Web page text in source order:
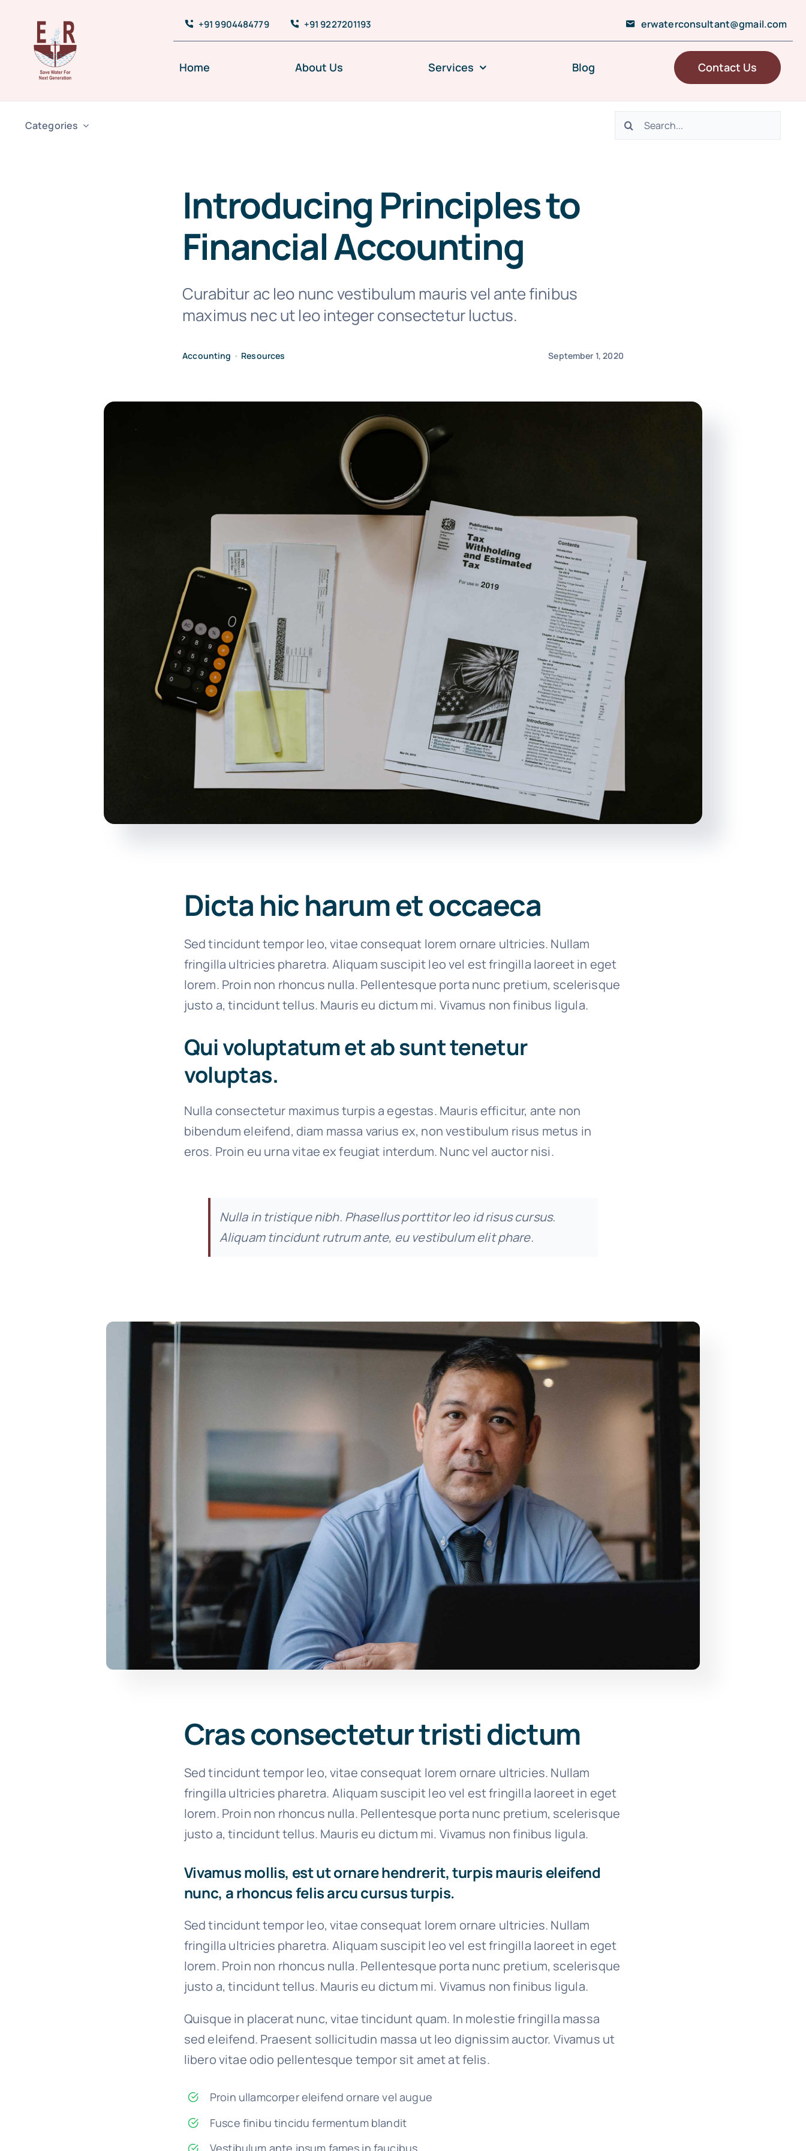
content
+91 9904484779 +91 9227201193 erwaterconsultant@gmail.com
Home About Us Services Blog Contact Us
Categories
Search
Introducing Principles to
Financial Accounting
Curabitur ac leo nunc vestibulum mauris vel ante finibus
maximus nec ut leo integer consectetur luctus.
Accounting • Resources September 1, 2020
Dicta hic harum et occaeca
Sed tincidunt tempor leo, vitae consequat lorem ornare ultricies. Nullam
fringilla ultricies pharetra. Aliquam suscipit leo vel est fringilla laoreet in eget
lorem. Proin non rhoncus nulla. Pellentesque porta nunc pretium, scelerisque
justo a, tincidunt tellus. Mauris eu dictum mi. Vivamus non finibus ligula.
Qui voluptatum et ab sunt tenetur
voluptas.
Nulla consectetur maximus turpis a egestas. Mauris efficitur, ante non
bibendum eleifend, diam massa varius ex, non vestibulum risus metus in
eros. Proin eu urna vitae ex feugiat interdum. Nunc vel auctor nisi.
Nulla in tristique nibh. Phasellus porttitor leo id risus cursus.
Aliquam tincidunt rutrum ante, eu vestibulum elit phare.
Cras consectetur tristi dictum
Sed tincidunt tempor leo, vitae consequat lorem ornare ultricies. Nullam
fringilla ultricies pharetra. Aliquam suscipit leo vel est fringilla laoreet in eget
lorem. Proin non rhoncus nulla. Pellentesque porta nunc pretium, scelerisque
justo a, tincidunt tellus. Mauris eu dictum mi. Vivamus non finibus ligula.
Vivamus mollis, est ut ornare hendrerit, turpis mauris eleifend
nunc, a rhoncus felis arcu cursus turpis.
Sed tincidunt tempor leo, vitae consequat lorem ornare ultricies. Nullam
fringilla ultricies pharetra. Aliquam suscipit leo vel est fringilla laoreet in eget
lorem. Proin non rhoncus nulla. Pellentesque porta nunc pretium, scelerisque
justo a, tincidunt tellus. Mauris eu dictum mi. Vivamus non finibus ligula.
Quisque in placerat nunc, vitae tincidunt quam. In molestie fringilla massa
sed eleifend. Praesent sollicitudin massa ut leo dignissim auctor. Vivamus ut
libero vitae odio pellentesque tempor sit amet at felis.
Proin ullamcorper eleifend ornare vel augue
Fusce finibu tincidu fermentum blandit